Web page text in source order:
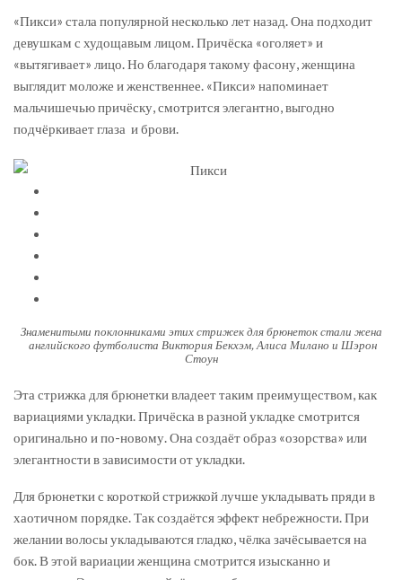
«Пикси» стала популярной несколько лет назад. Она подходит
девушкам с худощавым лицом. Причёска «оголяет» и
«вытягивает» лицо. Но благодаря такому фасону, женщина
выглядит моложе и женственнее. «Пикси» напоминает
мальчишечью причёску, смотрится элегантно, выгодно
подчёркивает глаза и брови.
Знаменитыми поклонниками этих стрижек для брюнеток стали жена
английского футболиста Виктория Бекхэм, Алиса Милано и Шэрон
Стоун
Эта стрижка для брюнетки владеет таким преимуществом, как
вариациями укладки. Причёска в разной укладке смотрится
оригинально и по-новому. Она создаёт образ «озорства» или
элегантности в зависимости от укладки.
Для брюнетки с короткой стрижкой лучше укладывать пряди в
хаотичном порядке. Так создаётся эффект небрежности. При
желании волосы укладываются гладко, чёлка зачёсывается на
бок. В этой вариации женщина смотрится изысканно и